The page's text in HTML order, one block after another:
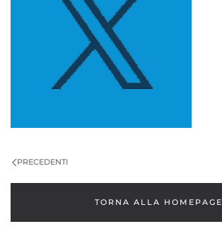
PRECEDENTI
TORNA ALLA HOMEPAGE